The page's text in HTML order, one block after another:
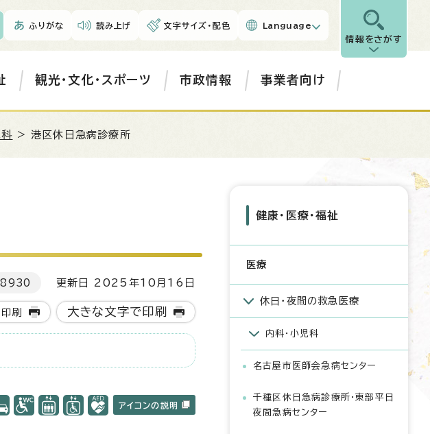
ふりがな 読み上げ 文字サイズ・配色 Language
情報をさがす
観光・文化・スポーツ 市政情報 事業者向け
科 > 港区休日急病診療所
更新日 2025年10月16日
印刷 大きな文字で印刷
アイコンの説明
健康・医療・福祉
医療
休日・夜間の救急医療
内科・小児科
名古屋市医師会急病センター
千種区休日急病診療所・東部平日
夜間急病センター